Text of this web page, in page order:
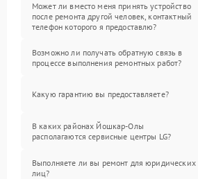
Может ли вместо меня принять устройство
после ремонта другой человек, контактный
телефон которого я предоставлю?
Возможно ли получать обратную связь в
процессе выполнения ремонтных работ?
Какую гарантию вы предоставляете?
В каких районах Йошкар-Олы
располагаются сервисные центры LG?
Выполняете ли вы ремонт для юридических
лиц?